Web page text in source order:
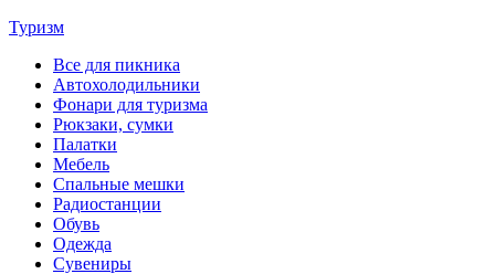
Туризм
Все для пикника
Автохолодильники
Фонари для туризма
Рюкзаки, сумки
Палатки
Мебель
Спальные мешки
Радиостанции
Обувь
Одежда
Сувениры